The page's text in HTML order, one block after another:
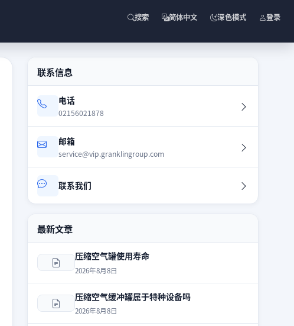
搜索 简体中文 深色模式 登录
联系信息
电话
02156021878
邮箱
service@vip.granklingroup.com
联系我们
最新文章
压缩空气罐使用寿命
2026年8月8日
压缩空气缓冲罐属于特种设备吗
2026年8月8日